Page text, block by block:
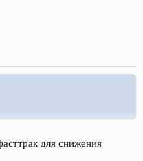
для снижения